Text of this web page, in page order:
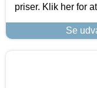
priser. Klik her for
Se